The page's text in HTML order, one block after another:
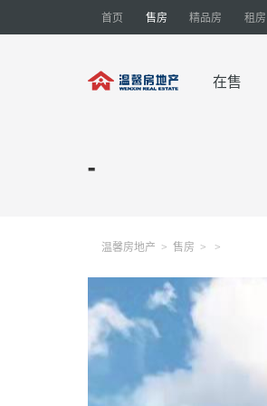
首页 售房 精品房 租房
在售
-
温馨房地产 > 售房 > >